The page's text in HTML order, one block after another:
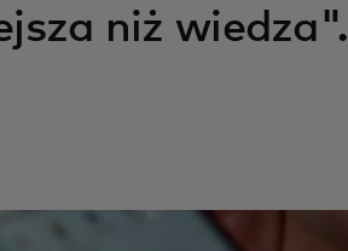
niż wiedza".